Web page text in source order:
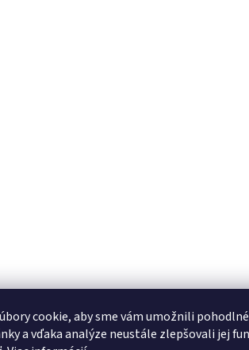
cookie, aby sme vám umožnili
a vďaka analýze neustále zlepšovali jej
Minikoioi CZ DN FORMED Brno s.r.o